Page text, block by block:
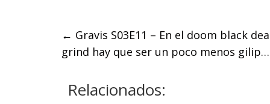
← Gravis S03E11 – En el doom black
grind hay que ser un poco menos gilip…
Relacionados: